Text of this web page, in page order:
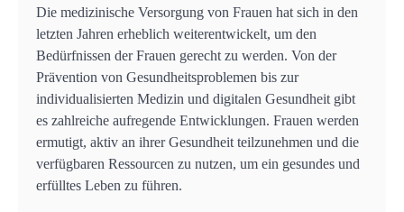
Die medizinische Versorgung von Frauen hat sich in den
letzten Jahren erheblich weiterentwickelt, um den
Bedürfnissen der Frauen gerecht zu werden. Von der
Prävention von Gesundheitsproblemen bis zur
individualisierten Medizin und digitalen Gesundheit gibt
es zahlreiche aufregende Entwicklungen. Frauen werden
ermutigt, aktiv an ihrer Gesundheit teilzunehmen und die
verfügbaren Ressourcen zu nutzen, um ein gesundes und
erfülltes Leben zu führen.